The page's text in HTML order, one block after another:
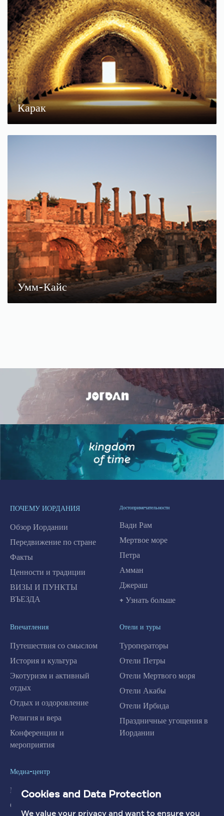
Карак
Умм-Кайс
ПОЧЕМУ ИОРДАНИЯ
Обзор Иордании
Передвижение по стране
Факты
Ценности и традиции
ВИЗЫ И ПУНКТЫ
ВЪЕЗДА
Достопримечательности
Вади Рам
Мертвое море
Петра
Амман
Джераш
+ Узнать больше
Впечатления
Путешествия со смыслом
История и культура
Экотуризм и активный
отдых
Отдых и оздоровление
Религия и вера
Конференции и
мероприятия
Отели и туры
Туроператоры
Отели Петры
Отели Мертвого моря
Отели Акабы
Отели Ирбида
Праздничные угощения в
Иордании
Медиа-центр
Новости
Статьи
Cookies and Data Protection
We value your privacy and want to ensure you